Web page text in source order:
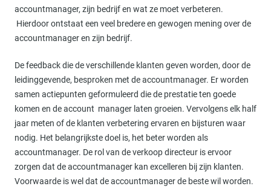
accountmanager, zijn bedrijf en wat ze moet verbeteren.
Hierdoor ontstaat een veel bredere en gewogen mening over de
accountmanager en zijn bedrijf.
De feedback die de verschillende klanten geven worden, door de
leidinggevende, besproken met de accountmanager. Er worden
samen actiepunten geformuleerd die de prestatie ten goede
komen en de account manager laten groeien. Vervolgens elk half
jaar meten of de klanten verbetering ervaren en bijsturen waar
nodig. Het belangrijkste doel is, het beter worden als
accountmanager. De rol van de verkoop directeur is ervoor
zorgen dat de accountmanager kan excelleren bij zijn klanten.
Voorwaarde is wel dat de accountmanager de beste wil worden.